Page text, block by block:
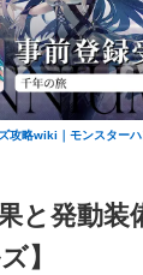
攻略wiki｜モンスター
と発動装
】